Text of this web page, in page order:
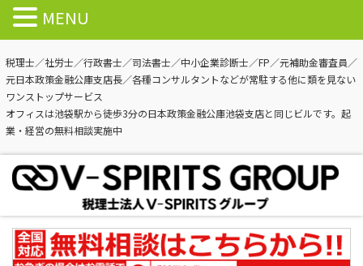
税理士／社労士／行政書士／司法書士／中小企業診断士／FP／元補助金審査員／
元日本政策金融公庫支店長／各種コンサルタントなどが常駐する他に類を見ない
ワンストップサービス
オフィスは池袋駅から徒歩3分の日本政策金融公庫池袋支店と同じビルです。起
業・経営の無料相談実施中
MENU